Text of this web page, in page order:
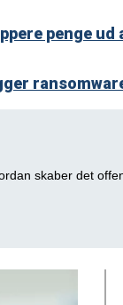
penge ud
skaber det